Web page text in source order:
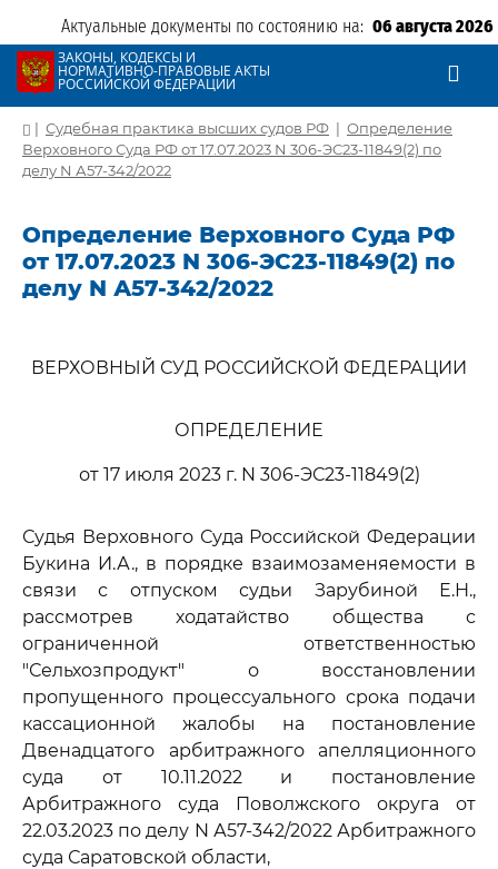
Актуальные документы по состоянию на: 06 августа 2026
ЗАКОНЫ, КОДЕКСЫ И
НОРМАТИВНО-ПРАВОВЫЕ АКТЫ
РОССИЙСКОЙ ФЕДЕРАЦИИ
| Судебная практика высших судов РФ | Определение
Верховного Суда РФ от 17.07.2023 N 306-ЭС23-11849(2) по
делу N А57-342/2022
Определение Верховного Суда РФ
от 17.07.2023 N 306-ЭС23-11849(2) по
делу N А57-342/2022
ВЕРХОВНЫЙ СУД РОССИЙСКОЙ ФЕДЕРАЦИИ
ОПРЕДЕЛЕНИЕ
от 17 июля 2023 г. N 306-ЭС23-11849(2)
Судья Верховного Суда Российской Федерации
Букина И.А., в порядке взаимозаменяемости в
связи с отпуском судьи Зарубиной Е.Н.,
рассмотрев ходатайство общества с
ограниченной ответственностью
"Сельхозпродукт" о восстановлении
пропущенного процессуального срока подачи
кассационной жалобы на постановление
Двенадцатого арбитражного апелляционного
суда от 10.11.2022 и постановление
Арбитражного суда Поволжского округа от
22.03.2023 по делу N А57-342/2022 Арбитражного
суда Саратовской области,